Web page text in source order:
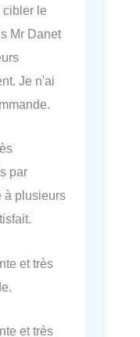
cibler le
Mr Danet
Je n'ai
par
à plusieurs
et très
et très